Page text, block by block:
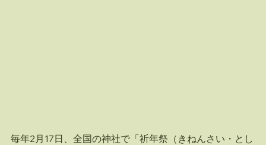
毎年2月17日、全国の神社で「祈年祭（きねんさい・とし